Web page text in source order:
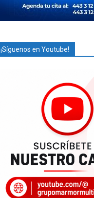
¡Síguenos en Youtube!